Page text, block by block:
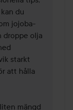
du
jojoba-
droppe olja
starkt
att hålla
mängd